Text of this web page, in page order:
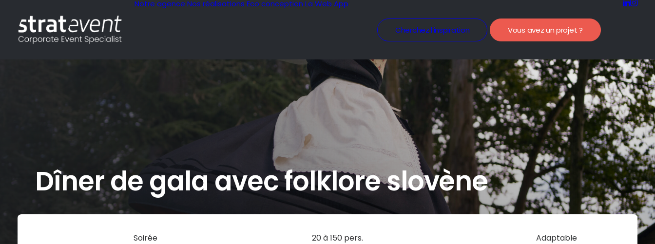
Notre agence Nos réalisations Eco conception La Web App
Cherchez l’inspiration Vous avez un projet ?
Dîner de gala avec folklore slovène
Soirée 20 à 150 pers. Adaptable